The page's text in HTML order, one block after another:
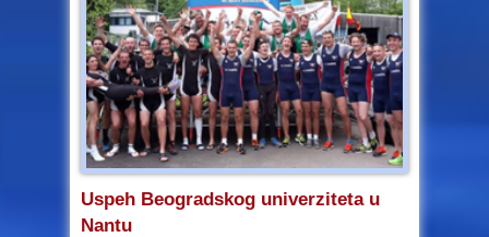
Uspeh Beogradskog univerziteta u
Nantu